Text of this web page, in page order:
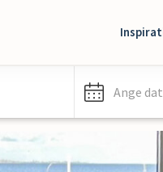
Ange